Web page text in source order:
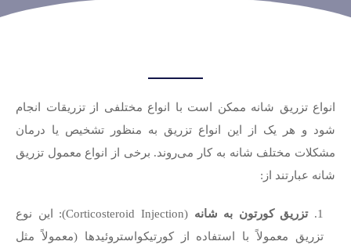
انواع تزریق شانه ممکن است با انواع مختلفی از تزریقات انجام
شود و هر یک از این انواع تزریق به منظور تشخیص یا درمان
مشکلات مختلف شانه به کار می‌روند. برخی از انواع معمول تزریق
شانه عبارتند از:
تزریق کورتون به شانه
(Corticosteroid Injection): این نوع
تزریق معمولاً با استفاده از کورتیکواستروئیدها (معمولاً مثل